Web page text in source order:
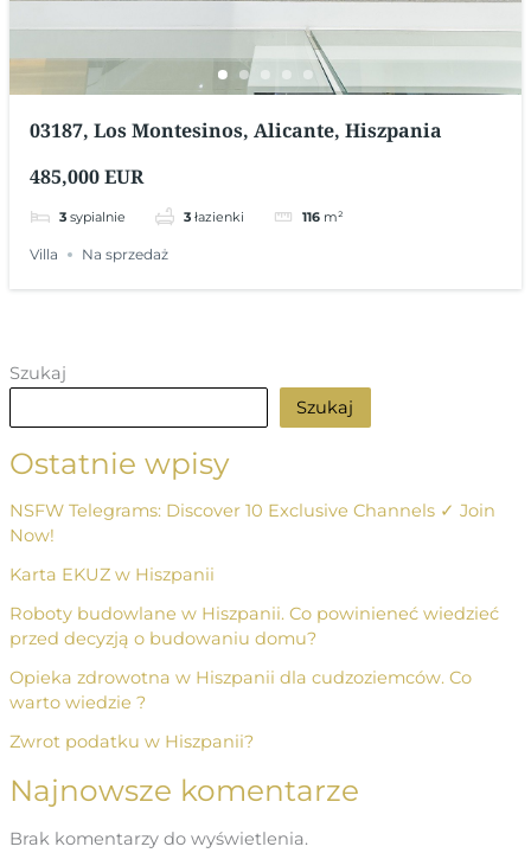
03187, Los Montesinos, Alicante, Hiszpania
485,000 EUR
3 sypialnie 3 łazienki 116 m²
Villa Na sprzedaż
Szukaj
Szukaj
Ostatnie wpisy
NSFW Telegrams: Discover 10 Exclusive Channels ✓ Join
Now!
Karta EKUZ w Hiszpanii
Roboty budowlane w Hiszpanii. Co powinieneć wiedzieć
przed decyzją o budowaniu domu?
Opieka zdrowotna w Hiszpanii dla cudzoziemców. Co
warto wiedzie ?
Zwrot podatku w Hiszpanii?
Najnowsze komentarze
Brak komentarzy do wyświetlenia.